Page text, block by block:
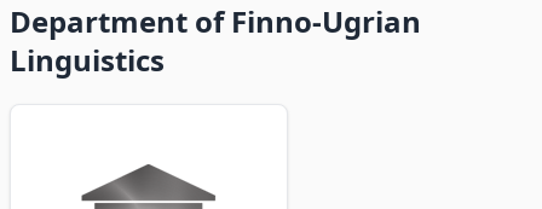
Department of Finno-Ugrian
Linguistics